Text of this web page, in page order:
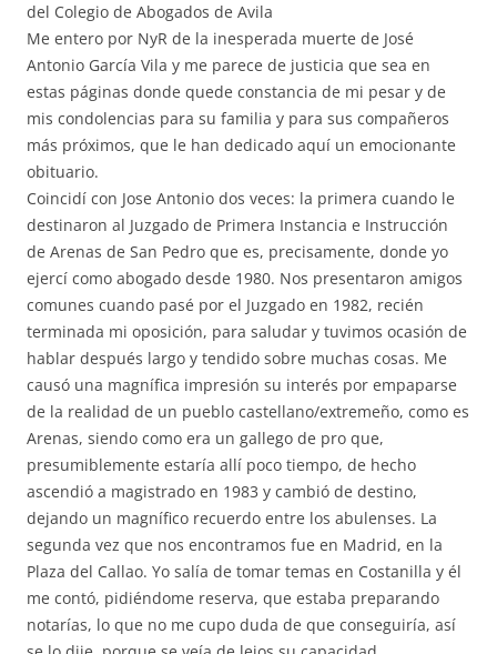
del Colegio de Abogados de Avila
Me entero por NyR de la inesperada muerte de José
Antonio García Vila y me parece de justicia que sea en
estas páginas donde quede constancia de mi pesar y de
mis condolencias para su familia y para sus compañeros
más próximos, que le han dedicado aquí un emocionante
obituario.
Coincidí con Jose Antonio dos veces: la primera cuando le
destinaron al Juzgado de Primera Instancia e Instrucción
de Arenas de San Pedro que es, precisamente, donde yo
ejercí como abogado desde 1980. Nos presentaron amigos
comunes cuando pasé por el Juzgado en 1982, recién
terminada mi oposición, para saludar y tuvimos ocasión de
hablar después largo y tendido sobre muchas cosas. Me
causó una magnífica impresión su interés por empaparse
de la realidad de un pueblo castellano/extremeño, como es
Arenas, siendo como era un gallego de pro que,
presumiblemente estaría allí poco tiempo, de hecho
ascendió a magistrado en 1983 y cambió de destino,
dejando un magnífico recuerdo entre los abulenses. La
segunda vez que nos encontramos fue en Madrid, en la
Plaza del Callao. Yo salía de tomar temas en Costanilla y él
me contó, pidiéndome reserva, que estaba preparando
notarías, lo que no me cupo duda de que conseguiría, así